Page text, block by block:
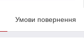
Умови повернення